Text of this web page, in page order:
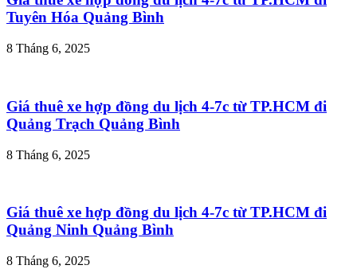
Tuyên Hóa Quảng Bình
8 Tháng 6, 2025
Giá thuê xe hợp đồng du lịch 4-7c từ TP.HCM đi
Quảng Trạch Quảng Bình
8 Tháng 6, 2025
Giá thuê xe hợp đồng du lịch 4-7c từ TP.HCM đi
Quảng Ninh Quảng Bình
8 Tháng 6, 2025